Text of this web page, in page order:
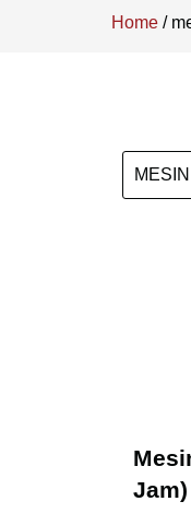
Home /
Jam)